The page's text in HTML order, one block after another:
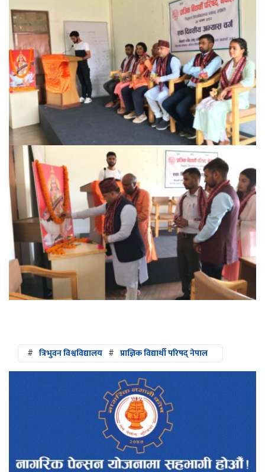
# त्रिभुवन विश्वविद्यालय # प्राज्ञिक विद्यार्थी परिषद् नेपाल